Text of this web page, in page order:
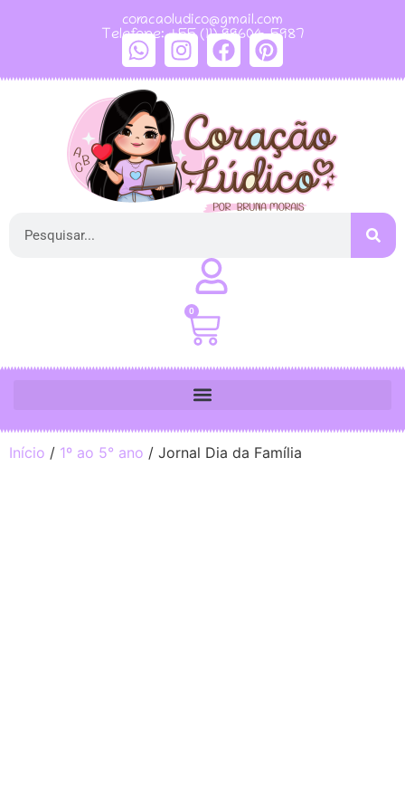
coracaoludico@gmail.com
Telefone: +55 (11) 99604-5987
0
Início / 1º ao 5° ano / Jornal Dia da Família